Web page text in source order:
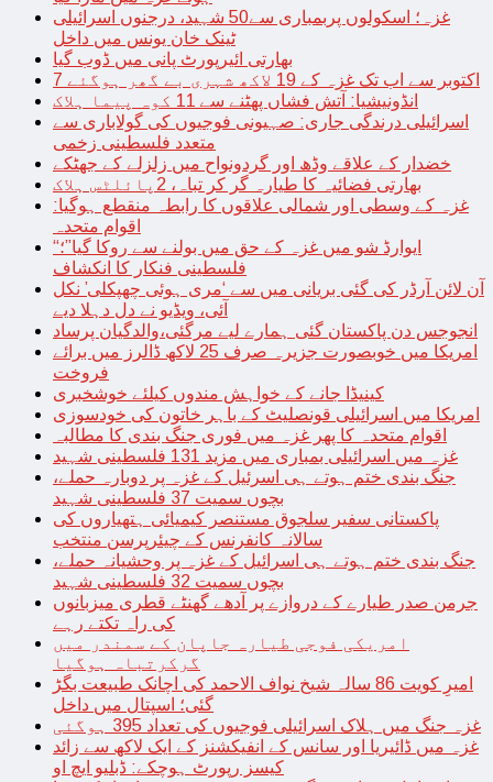
غزہ؛ اسکولوں پربمباری سے50 شہید، درجنوں اسرائیلی
ٹینک خان یونس میں داخل
بھارتی ائیرپورٹ پانی میں ڈوب گیا
7 اکتوبر سے اب تک غزہ کے 19 لاکھ شہری بے گھر ہوگئے
انڈونیشیا: آتش فشاں پھٹنے سے 11 کوہ پیما ہلاک
اسرائیلی درندگی جاری: صہیونی فوجیوں کی گولاباری سے
متعدد فلسطینی زخمی
خضدار کے علاقے وڈھ اور گردونواح میں زلزلے کے جھٹکے
بھارتی فضائیہ کا طیارہ گر کر تباہ، 2پائلٹس ہلاک
غزہ کے وسطی اور شمالی علاقوں کا رابطہ منقطع ہوگیا:
اقوام متحدہ
“ایوارڈ شو میں غزہ کے حق میں بولنے سے روکا گیا”؛
فلسطینی فنکار کا انکشاف
آن لائن آرڈر کی گئی بریانی میں سے ‘مری ہوئی چھپکلی’ نکل
آئی، ویڈیو نے دل دہلا دیے
انجوجس دن پاکستان گئی ہمارے لیے مرگئی،والدگیان پرساد
امریکا میں خوبصورت جزیرہ صرف 25 لاکھ ڈالرز میں برائے
فروخت
کینیڈا جانے کے خواہش مندوں کیلئے خوشخبری
امریکا میں اسرائیلی قونصلیٹ کے باہر خاتون کی خودسوزی
اقوام متحدہ کا پھر غزہ میں فوری جنگ بندی کا مطالبہ
غزہ میں اسرائیلی بمباری میں مزید 131 فلسطینی شہید
جنگ بندی ختم ہوتے ہی اسرئیل کے غزہ پر دوبارہ حملے،
بچوں سمیت 37 فلسطینی شہید
پاکستانی سفیر سلجوق مستنصر کیمیائی ہتھیاروں کی
سالانہ کانفرنس کے چیئرپرسن منتخب
جنگ بندی ختم ہوتے ہی اسرائیل کے غزہ پر وحشیانہ حملے،
بچوں سمیت 32 فلسطینی شہید
جرمن صدر طیارے کے دروازے پر آدھے گھنٹے قطری میزبانوں
کی راہ تکتے رہے
امریکی فوجی طیارہ جاپان کے سمندر میں
گرکرتباہ ہوگیا
امیرِ کویت 86 سالہ شیخ نواف الاحمد کی اچانک طبیعت بگڑ
گئی؛ اسپتال میں داخل
غزہ جنگ میں ہلاک اسرائیلی فوجیوں کی تعداد 395 ہوگئی
غزہ میں ڈائیریا اور سانس کے انفیکشنز کے ایک لاکھ سے زائد
کیسز رپورٹ ہوچکے: ڈبلیو ایچ او